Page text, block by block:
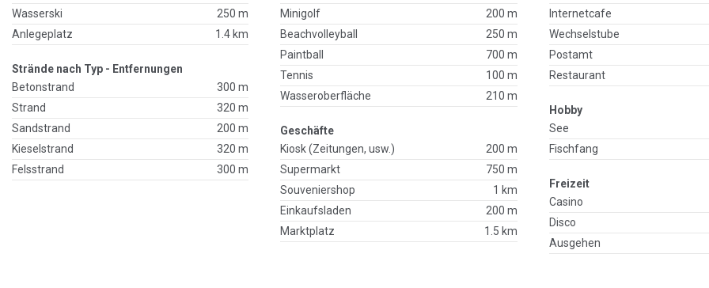
Wasserski
250 m
Anlegeplatz
1.4 km
Strände nach Typ - Entfernungen
Betonstrand
300 m
Strand
320 m
Sandstrand
200 m
Kieselstrand
320 m
Felsstrand
300 m
Minigolf
200 m
Beachvolleyball
250 m
Paintball
700 m
Tennis
100 m
Wasseroberfläche
210 m
Geschäfte
Kiosk (Zeitungen, usw.)
200 m
Supermarkt
750 m
Souveniershop
1 km
Einkaufsladen
200 m
Marktplatz
1.5 km
Internetcafe
Wechselstube
Postamt
Restaurant
Hobby
See
Fischfang
Freizeit
Casino
Disco
Ausgehen